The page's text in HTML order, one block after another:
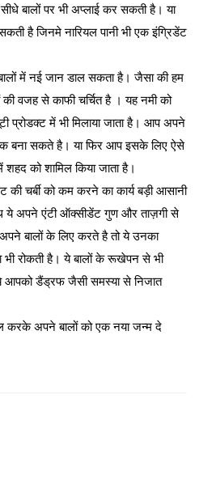
बालों पर भी अप्लाई कर सकती है। या
है जिनमे नारियल पानी भी एक इंग्रिडेंट
में नई जान डाल सकता है। जैसा की हम
वजह से काफी चर्चित है । यह नमी को
प्रोडक्ट में भी मिलाया जाता है। आप अपने
बना सकते है। या फिर आप इसके लिए ऐसे
को शामिल किया जाता है।
की चर्बी को कम करने का कार्य बड़ी आसानी
अपने एंटी ऑक्सीडेंट गुण और ताज़गी से
बालों के लिए करते है तो ये उनका
रोकती है। ये बालों के रूखेपन से भी
आपको डैंड्रफ जैसी समस्या से निजात
करके अपने बालों को एक नया जन्म दे